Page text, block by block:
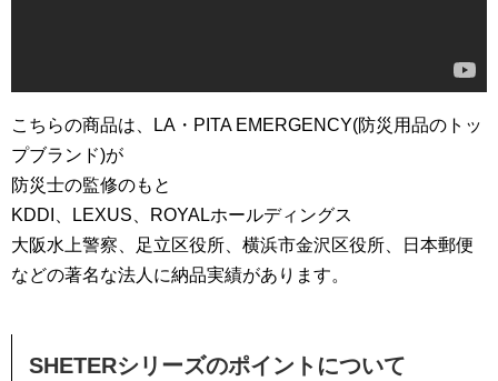
こちらの商品は、LA・PITA EMERGENCY(防災用品のトッ
プブランド)が
防災士の監修のもと
KDDI、LEXUS、ROYALホールディングス
大阪水上警察、足立区役所、横浜市金沢区役所、日本郵便
などの著名な法人に納品実績があります。
SHETERシリーズのポイントについて